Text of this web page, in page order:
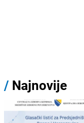
/ Najnovije